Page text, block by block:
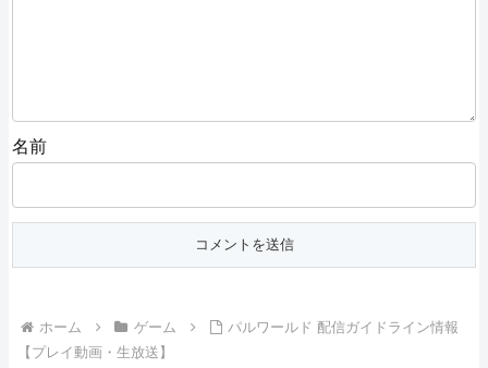
名前
ホーム ゲーム
パルワールド 配信ガイドライン情報
【プレイ動画・生放送】